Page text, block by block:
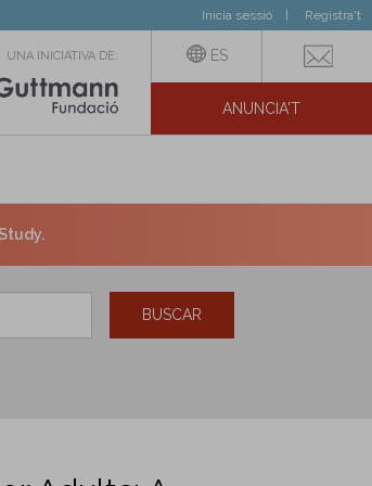
Inicia sessió Registra't
UNA INICIATIVA DE: ES
ANUNCIA'T
BUSCAR